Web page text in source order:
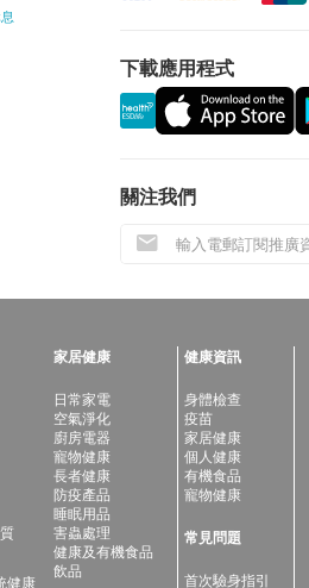
下載應用程式
關注我們
健康
家居健康
日常家電
空氣淨化
廚房電器
寵物健康
長者健康
防疫產品
睡眠用品
害蟲處理
健康及有機食品
飲品
健康資訊
身體檢查
疫苗
家居健康
個人健康
有機食品
寵物健康
常見問題
首次驗身指引